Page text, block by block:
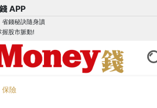
APP
省錢秘訣隨身讀
握股市脈動!
保險